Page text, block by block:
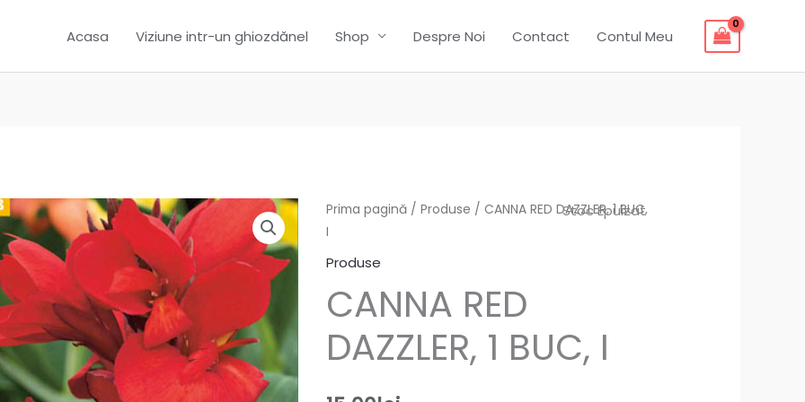
Acasa Viziune intr-un ghiozdănel Shop Despre Noi Contact Contul Meu
Stoc Epuizat
Prima pagină /Produse / CANNA RED DAZZLER, 1 BUC,
I
Produse
CANNA RED
DAZZLER, 1 BUC, I